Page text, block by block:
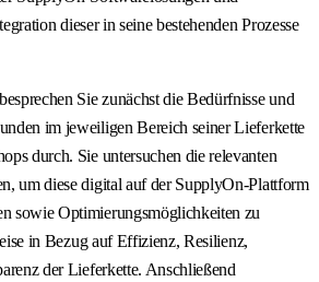
dieser in seine bestehenden Prozesse
Sie zunächst die Bedürfnisse und
im jeweiligen Bereich seiner Lieferkette
durch. Sie untersuchen die relevanten
um diese digital auf der SupplyOn-Plattform
sowie Optimierungsmöglichkeiten zu
in Bezug auf Effizienz, Resilienz,
der Lieferkette. Anschließend